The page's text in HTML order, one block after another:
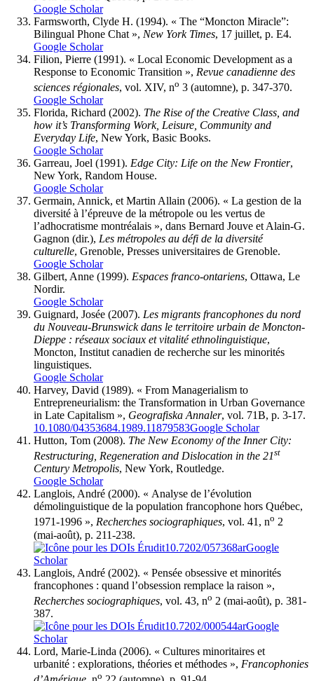
Google Scholar
Farmsworth, Clyde H. (1994). « The “Moncton Miracle”:
Bilingual Phone Chat », New York Times, 17 juillet, p. E4.
Google Scholar
Filion, Pierre (1991). « Local Economic Development as a
Response to Economic Transition », Revue canadienne des
sciences régionales, vol. XIV, no 3 (automne), p. 347-370.
Google Scholar
Florida, Richard (2002). The Rise of the Creative Class, and
how it’s Transforming Work, Leisure, Community and
Everyday Life, New York, Basic Books.
Google Scholar
Garreau, Joel (1991). Edge City: Life on the New Frontier,
New York, Random House.
Google Scholar
Germain, Annick, et Martin Allain (2006). « La gestion de la
diversité à l’épreuve de la métropole ou les vertus de
l’adhocratisme montréalais », dans Bernard Jouve et Alain-G.
Gagnon (dir.), Les métropoles au défi de la diversité
culturelle, Grenoble, Presses universitaires de Grenoble.
Google Scholar
Gilbert, Anne (1999). Espaces franco-ontariens, Ottawa, Le
Nordir.
Google Scholar
Guignard, Josée (2007). Les migrants francophones du nord
du Nouveau-Brunswick dans le territoire urbain de Moncton-
Dieppe : réseaux sociaux et vitalité ethnolinguistique,
Moncton, Institut canadien de recherche sur les minorités
linguistiques.
Google Scholar
Harvey, David (1989). « From Managerialism to
Entrepreneurialism: the Transformation in Urban Governance
in Late Capitalism », Geografiska Annaler, vol. 71B, p. 3-17.
10.1080/04353684.1989.11879583Google Scholar
Hutton, Tom (2008). The New Economy of the Inner City:
Restructuring, Regeneration and Dislocation in the 21st
Century Metropolis, New York, Routledge.
Google Scholar
Langlois, André (2000). « Analyse de l’évolution
démolinguistique de la population francophone hors Québec,
1971-1996 », Recherches sociographiques, vol. 41, no 2
(mai-août), p. 211-238.
10.7202/057368arGoogle
Scholar
Langlois, André (2002). « Pensée obsessive et minorités
francophones : quand l’obsession remplace la raison »,
Recherches sociographiques, vol. 43, no 2 (mai-août), p. 381-
387.
10.7202/000544arGoogle
Scholar
Lord, Marie-Linda (2006). « Cultures minoritaires et
urbanité : explorations, théories et méthodes », Francophonies
o